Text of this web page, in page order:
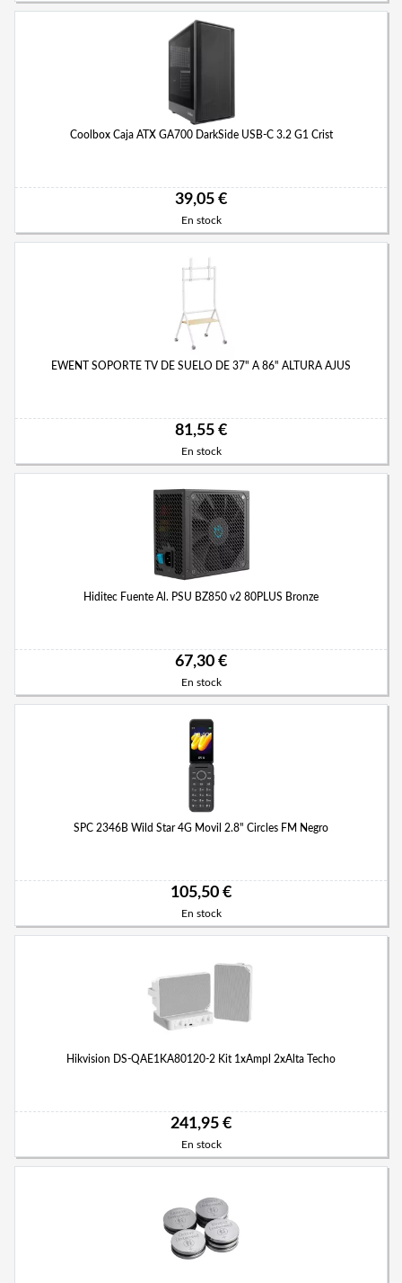
Coolbox Caja ATX GA700 DarkSide USB-C 3.2 G1 Crist
39,05 €
En stock
EWENT SOPORTE TV DE SUELO DE 37" A 86" ALTURA AJUS
81,55 €
En stock
Hiditec Fuente Al. PSU BZ850 v2 80PLUS Bronze
67,30 €
En stock
SPC 2346B Wild Star 4G Movil 2.8" Circles FM Negro
105,50 €
En stock
Hikvision DS-QAE1KA80120-2 Kit 1xAmpl 2xAlta Techo
241,95 €
En stock